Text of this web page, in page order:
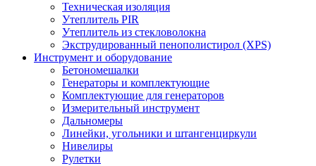
Техническая изоляция
Утеплитель PIR
Утеплитель из стекловолокна
Экструдированный пенополистирол (XPS)
Инструмент и оборудование
Бетономешалки
Генераторы и комплектующие
Комплектующие для генераторов
Измерительный инструмент
Дальномеры
Линейки, угольники и штангенциркули
Нивелиры
Рулетки